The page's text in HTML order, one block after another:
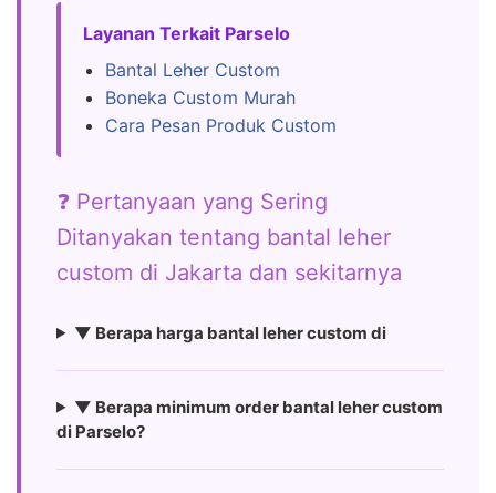
Layanan Terkait Parselo
Bantal Leher Custom
Boneka Custom Murah
Cara Pesan Produk Custom
❓ Pertanyaan yang Sering
Ditanyakan tentang bantal leher
custom di Jakarta dan sekitarnya
▼ Berapa harga bantal leher custom di
▼ Berapa minimum order bantal leher custom
di Parselo?